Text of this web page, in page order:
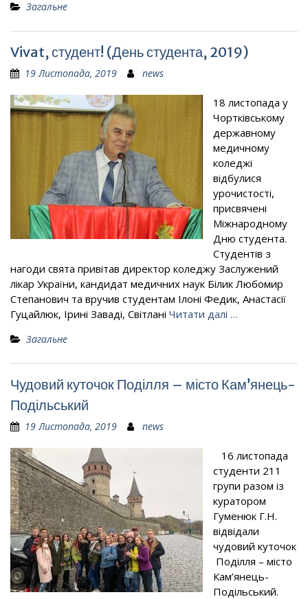
Загальне
Vivat, студент! (День студента, 2019)
19 Листопада, 2019 news
18 листопада у
Чортківському
державному
медичному
коледжі
відбулися
урочистості,
присвячені
Міжнародному
Дню студента.
Студентів з
нагоди свята привітав директор коледжу Заслужений
лікар України, кандидат медичних наук Білик Любомир
Степанович та вручив студентам Ілоні Федик, Анастасії
Гуцайлюк, Ірині Заваді, Світлані Читати далі …
Загальне
Чудовий куточок Поділля – місто Кам’янець-
Подільський
19 Листопада, 2019 news
16 листопада
студенти 211
групи разом із
куратором
Гуменюк Г.Н.
відвідали
чудовий куточок
Поділля – місто
Кам’янець-
Подільський.